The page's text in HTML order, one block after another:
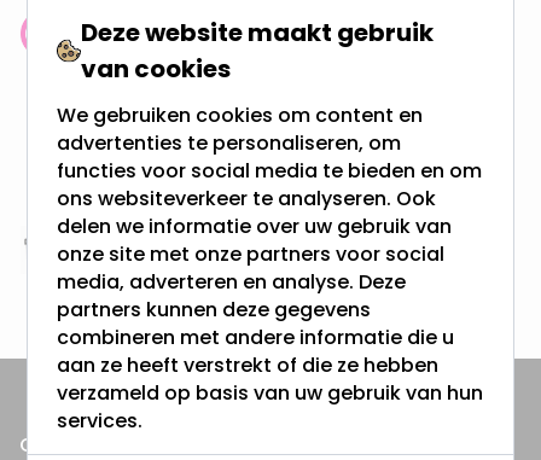
Klantenbeoordeling: 9.4/10
meer dan 100.000 klanten gingen u voor
Gratis verzending + snel geleverd
Vanaf EUR100,- naar NL & BE
& 100 dagen recht op retour
Altijd uit eigen voorraad
3000m2 - 60.000+ Producten
ONZE PRODUCTEN
Deze website maakt gebruik
van cookies
We gebruiken cookies om content en
advertenties te personaliseren, om
functies voor social media te bieden en om
ons websiteverkeer te analyseren. Ook
delen we informatie over uw gebruik van
onze site met onze partners voor social
media, adverteren en analyse. Deze
partners kunnen deze gegevens
combineren met andere informatie die u
aan ze heeft verstrekt of die ze hebben
verzameld op basis van uw gebruik van hun
services.